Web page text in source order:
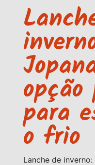
para
o frio
Lanche de